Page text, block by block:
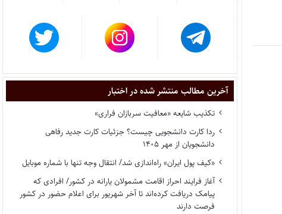
آخرین مطالب منتشر شده در اختبار
تکذیب شایعه «معافیت سربازان فراری»
ردا کارت دانشجویی چیست؟ جزئیات کارت جدید رفاهی
دانشجویان از مهر ۱۴۰۵
«کیف پول ایران» راه‌اندازی شد/ انتقال وجه تنها با شماره موبایل
آغاز فرایند احراز اقامت مشمولان یارانه در کشور/ افرادی که
پیامک دریافت کرده‌اند تا آخر شهریور برای اعلام حضور در کشور
فرصت دارند